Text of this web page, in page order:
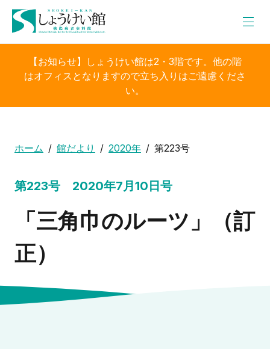
【お知らせ】しょうけい館は2・3階です。他の階
はオフィスとなりますので立ち入りはご遠慮くださ
い。
ホーム 館だより 2020年 第223号
第223号 2020年7月10日号
「三角巾のルーツ」（訂
正）